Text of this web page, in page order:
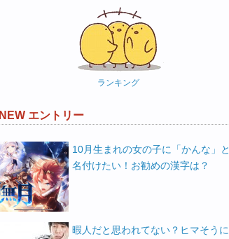
ランキング
NEW エントリー
10月生まれの女の子に「かんな」と
名付けたい！お勧めの漢字は？
暇人だと思われてない？ヒマそうに